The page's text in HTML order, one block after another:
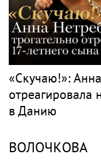
«Скучаю!»:
отреагировала
в Данию
ВОЛОЧКОВА